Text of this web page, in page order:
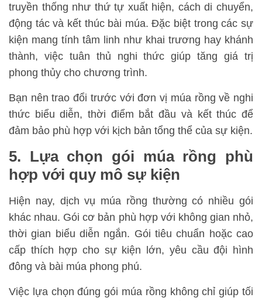
truyền thống như thứ tự xuất hiện, cách di chuyển,
động tác và kết thúc bài múa. Đặc biệt trong các sự
kiện mang tính tâm linh như khai trương hay khánh
thành, việc tuân thủ nghi thức giúp tăng giá trị
phong thủy cho chương trình.
Bạn nên trao đổi trước với đơn vị múa rồng về nghi
thức biểu diễn, thời điểm bắt đầu và kết thúc để
đảm bảo phù hợp với kịch bản tổng thể của sự kiện.
5. Lựa chọn gói múa rồng phù
hợp với quy mô sự kiện
Hiện nay, dịch vụ múa rồng thường có nhiều gói
khác nhau. Gói cơ bản phù hợp với không gian nhỏ,
thời gian biểu diễn ngắn. Gói tiêu chuẩn hoặc cao
cấp thích hợp cho sự kiện lớn, yêu cầu đội hình
đông và bài múa phong phú.
Việc lựa chọn đúng gói múa rồng không chỉ giúp tối